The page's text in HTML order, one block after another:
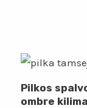
Pilkos
ombre